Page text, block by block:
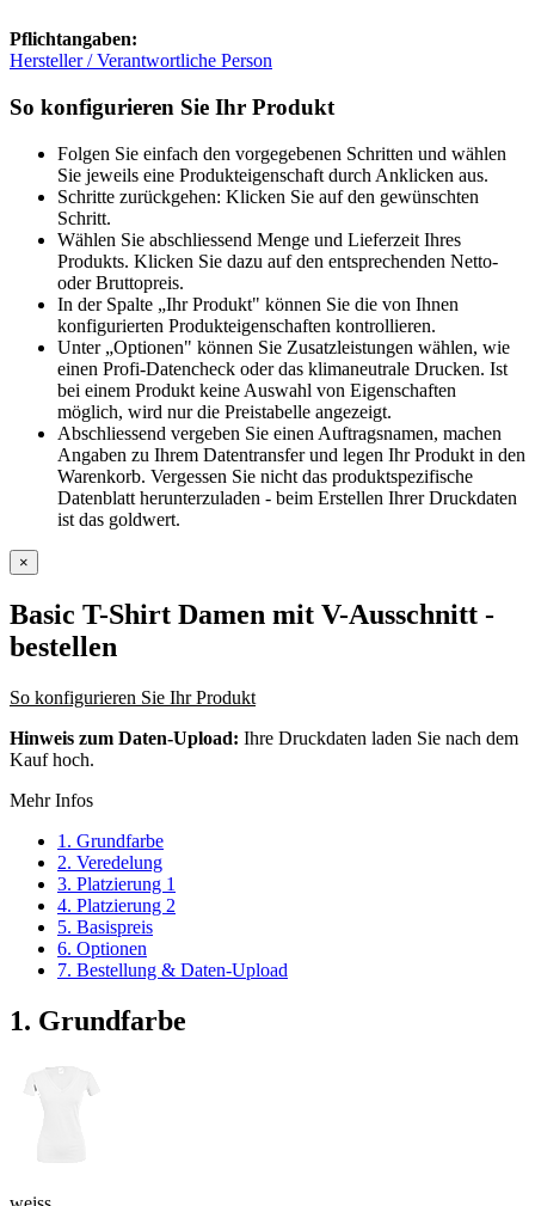
Pflichtangaben:
Hersteller / Verantwortliche Person
So konfigurieren Sie Ihr Produkt
Folgen Sie einfach den vorgegebenen Schritten und wählen
Sie jeweils eine Produkteigenschaft durch Anklicken aus.
Schritte zurückgehen: Klicken Sie auf den gewünschten
Schritt.
Wählen Sie abschliessend Menge und Lieferzeit Ihres
Produkts. Klicken Sie dazu auf den entsprechenden Netto-
oder Bruttopreis.
In der Spalte „Ihr Produkt" können Sie die von Ihnen
konfigurierten Produkteigenschaften kontrollieren.
Unter „Optionen" können Sie Zusatzleistungen wählen, wie
einen Profi-Datencheck oder das klimaneutrale Drucken. Ist
bei einem Produkt keine Auswahl von Eigenschaften
möglich, wird nur die Preistabelle angezeigt.
Abschliessend vergeben Sie einen Auftragsnamen, machen
Angaben zu Ihrem Datentransfer und legen Ihr Produkt in den
Warenkorb. Vergessen Sie nicht das produktspezifische
Datenblatt herunterzuladen - beim Erstellen Ihrer Druckdaten
ist das goldwert.
×
Basic T-Shirt Damen mit V-Ausschnitt -
bestellen
So konfigurieren Sie Ihr Produkt
Hinweis zum Daten-Upload: Ihre Druckdaten laden Sie nach dem
Kauf hoch.
Mehr Infos
1. Grundfarbe
2. Veredelung
3. Platzierung 1
4. Platzierung 2
5. Basispreis
6. Optionen
7. Bestellung & Daten-Upload
1. Grundfarbe